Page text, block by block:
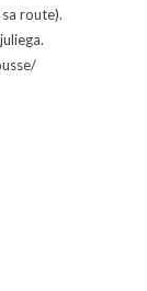
route).